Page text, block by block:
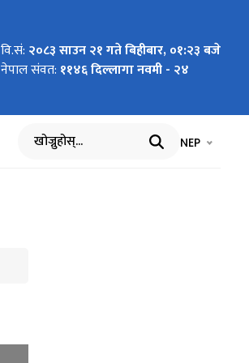
वि.सं: २०८३ साउन २१ गते बिहीबार, ०१:२३ बजे
नेपाल संवत: ११४६ दिल्लागा नवमी - २४
खोज्नुहोस् भाषा चयन
NEP